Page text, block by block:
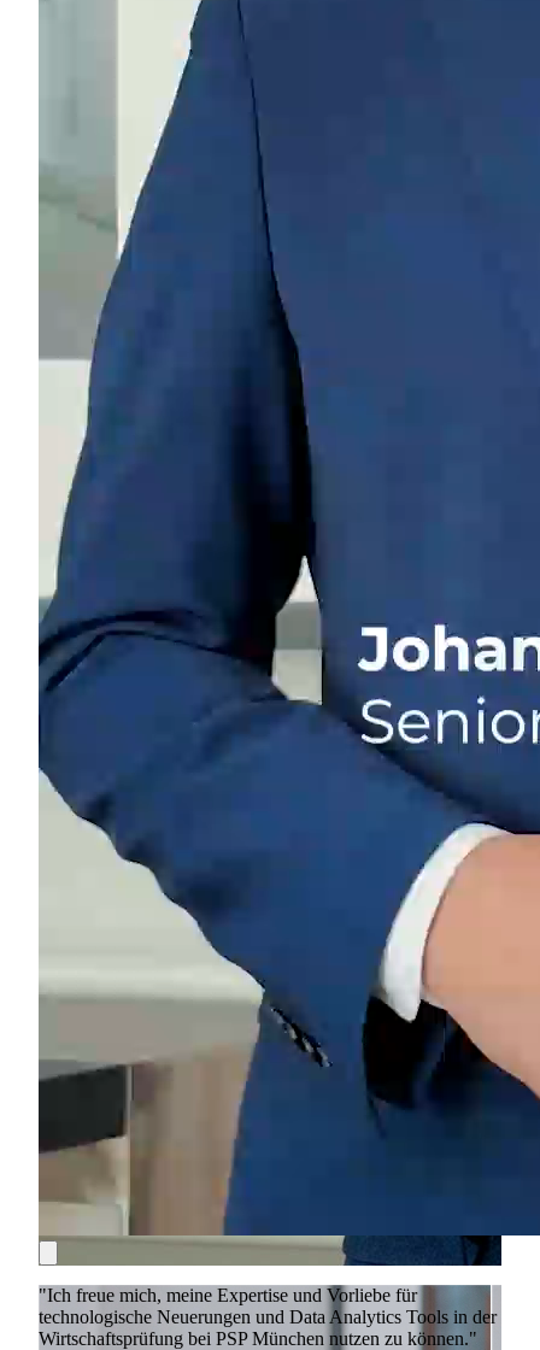
"Ich freue mich, meine Expertise und Vorliebe für
technologische Neuerungen und Data Analytics Tools in der
Wirtschaftsprüfung bei PSP München nutzen zu können."